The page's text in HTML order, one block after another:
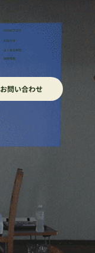
ほねろぐ
HONEブログ
​お知らせ
よくある質問
採用情報
お問い合わせ